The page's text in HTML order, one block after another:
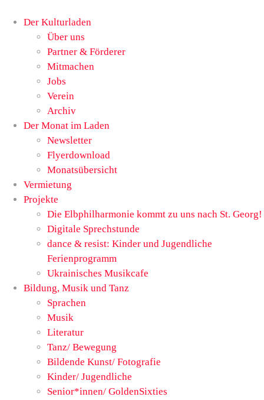
Der Kulturladen
Über uns
Partner & Förderer
Mitmachen
Jobs
Verein
Archiv
Der Monat im Laden
Newsletter
Flyerdownload
Monatsübersicht
Vermietung
Projekte
Die Elbphilharmonie kommt zu uns nach St. Georg!
Digitale Sprechstunde
dance & resist: Kinder und Jugendliche
Ferienprogramm
Ukrainisches Musikcafe
Bildung, Musik und Tanz
Sprachen
Musik
Literatur
Tanz/ Bewegung
Bildende Kunst/ Fotografie
Kinder/ Jugendliche
Senior*innen/ GoldenSixties